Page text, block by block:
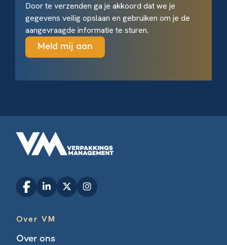
Door te verzenden ga je akkoord dat we je
gegevens veilig opslaan en gebruiken om je de
aangevraagde informatie te sturen.
Over VM
Over ons